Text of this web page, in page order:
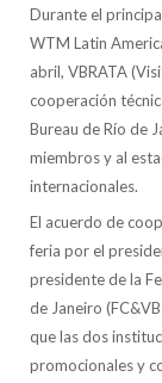
Durante el
WTM Latin
abril, VBRATA
cooperación
Bureau de Río de
miembros y al
internacionales.
El acuerdo de
feria por el
presidente de la
de Janeiro
que las dos
promocionales y